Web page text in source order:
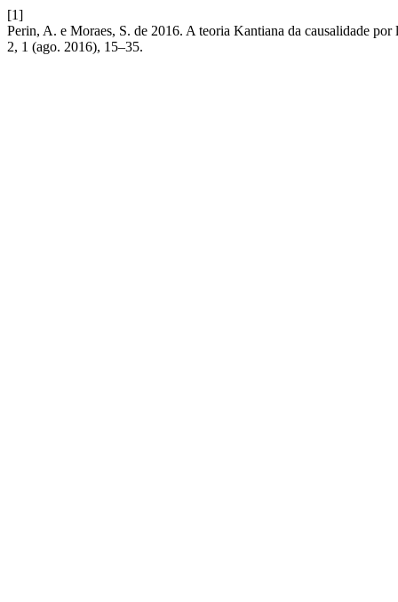
[1]
Perin, A. e Moraes, S. de 2016. A teoria Kantiana da causalidade
2, 1 (ago. 2016), 15–35.